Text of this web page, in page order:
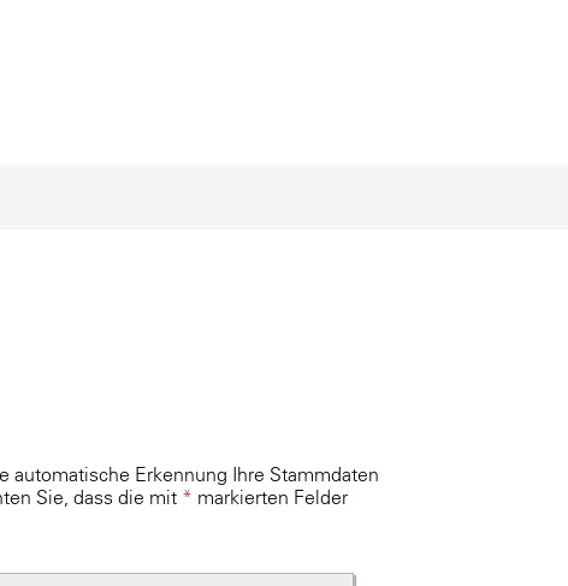
automatische Erkennung Ihre Stammdaten
Sie, dass die mit * markierten Felder